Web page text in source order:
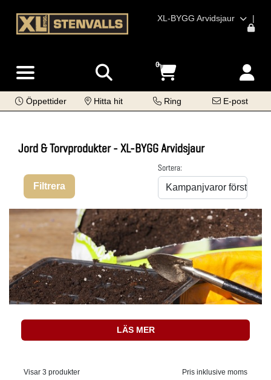
XL-BYGG Arvidsjaur |
0
Öppettider Hitta hit Ring E-post
Jord & Torvprodukter - XL-BYGG Arvidsjaur
Filtrera
Sortera:
LÄS MER
Visar 3 produkter Pris inklusive moms